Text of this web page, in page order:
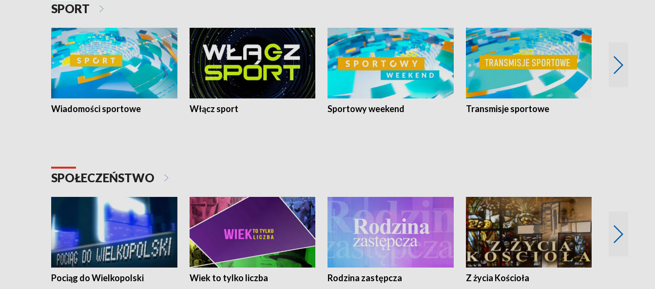
SPORT
Wiadomości sportowe Włącz sport Sportowy weekend Transmisje sportowe
SPOŁECZEŃSTWO
Pociąg do Wielkopolski Wiek to tylko liczba Rodzina zastępcza Z życia Kościoła